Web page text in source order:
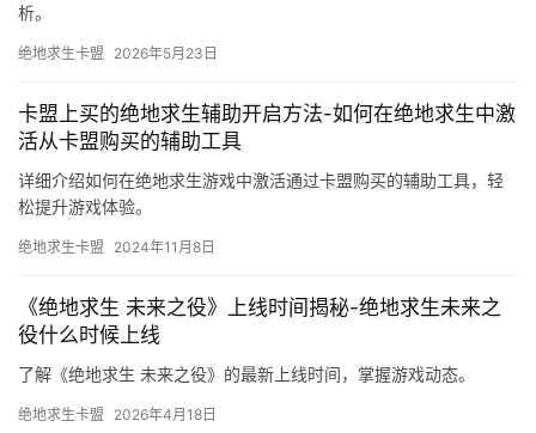
析。
绝地求生卡盟 2026年5月23日
卡盟上买的绝地求生辅助开启方法-如何在绝地求生中激
活从卡盟购买的辅助工具
详细介绍如何在绝地求生游戏中激活通过卡盟购买的辅助工具，轻
松提升游戏体验。
绝地求生卡盟 2024年11月8日
《绝地求生 未来之役》上线时间揭秘-绝地求生未来之
役什么时候上线
了解《绝地求生 未来之役》的最新上线时间，掌握游戏动态。
绝地求生卡盟 2026年4月18日